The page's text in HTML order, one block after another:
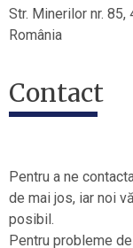
Str. Minerilor nr. 85,
România
Contact
Pentru a ne
de mai jos, iar noi
posibil.
Pentru probleme